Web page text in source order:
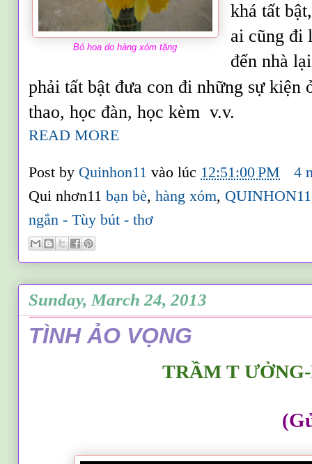
Bó hoa do hàng xóm tặng
khá tất
ai cũng đi
đến nhà
phải tất bật đưa con đi những sự kiện
thao, học đàn, học kèm v.v.
READ MORE
Post by Quinhon11vào lúc 12:51:00 PM
4
Qui nhơn11bạn bè,hàng xóm, QUINHON11
ngắn - Tùy bút - thơ
Sunday, March 24, 2013
TÌNH ẢO VỌNG
TRẦM T